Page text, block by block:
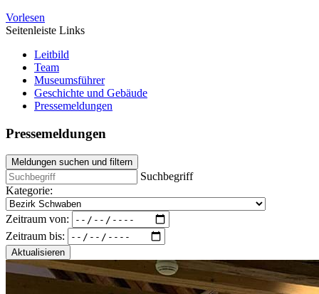
Vorlesen
Seitenleiste Links
Leitbild
Team
Museumsführer
Geschichte und Gebäude
Pressemeldungen
Pressemeldungen
Meldungen suchen und filtern
Suchbegriff
Kategorie:
Zeitraum von:
Zeitraum bis:
Aktualisieren